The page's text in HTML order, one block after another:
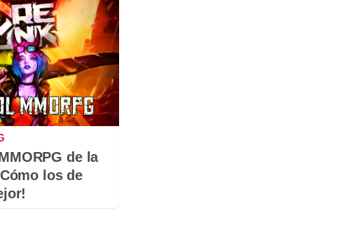
de la
los de